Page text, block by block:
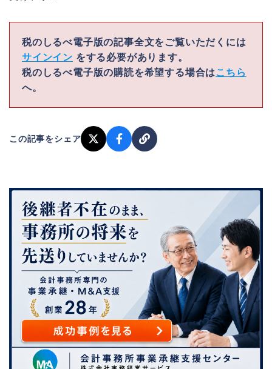
税のしるべ電子版の記事全文をご覧いただくには
サインイン をする必要があります。
税のしるべ電子版の購読を希望する場合は こちら
へ。
この記事をシェア